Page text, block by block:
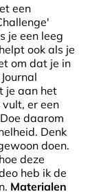
een
je een leeg
ook als je
om dat je in
je aan het
er een
daarom
Denk
doen.
deze
heb ik de
Materialen